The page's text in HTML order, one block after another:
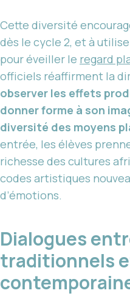
Cette diversité
dès le cycle 2, et à
pour éveiller le regard
officiels réaffirment la
observer les effets
donner forme à son
diversité des moyens
entrée, les élèves
richesse des cultures
codes artistiques
d’émotions.
Dialogues
traditionnels